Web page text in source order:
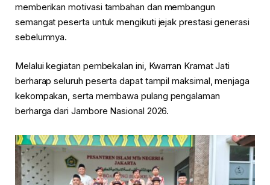
memberikan motivasi tambahan dan membangun
semangat peserta untuk mengikuti jejak prestasi generasi
sebelumnya.
Melalui kegiatan pembekalan ini, Kwarran Kramat Jati
berharap seluruh peserta dapat tampil maksimal, menjaga
kekompakan, serta membawa pulang pengalaman
berharga dari Jambore Nasional 2026.